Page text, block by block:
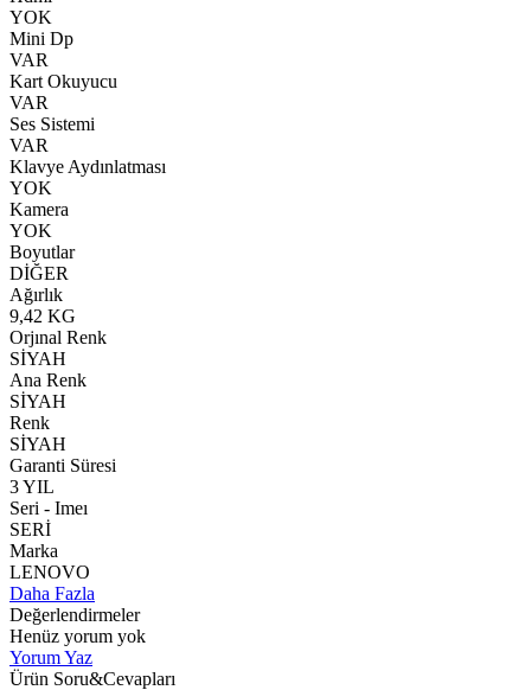
YOK
Mini Dp
VAR
Kart Okuyucu
VAR
Ses Sistemi
VAR
Klavye Aydınlatması
YOK
Kamera
YOK
Boyutlar
DİĞER
Ağırlık
9,42 KG
Orjınal Renk
SİYAH
Ana Renk
SİYAH
Renk
SİYAH
Garanti Süresi
3 YIL
Seri - Imeı
SERİ
Marka
LENOVO
Daha Fazla
Değerlendirmeler
Henüz yorum yok
Yorum Yaz
Ürün Soru&Cevapları